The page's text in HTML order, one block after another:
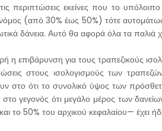
περιπτώσεις εκείνες που το
(από 30% έως 50%) τότε
δάνεια. Αυτό θα αφορά όλα τα παλιά
η επιβάρυνση για τους τραπεζικούς
στους ισολογισμούς των τραπεζών
στο ότι το συνολικό ύψος των
στο γεγονός ότι μεγάλο μέρος των
το 50% του αρχικού κεφαλαίου— έχει